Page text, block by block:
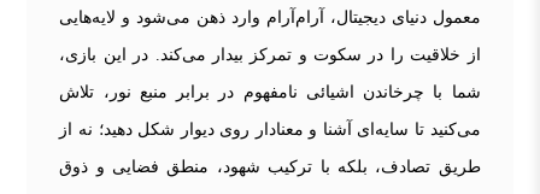
معمول دنیای دیجیتال، آرام‌آرام وارد ذهن می‌شود و لایه‌هایی
از خلاقیت را در سکوت و تمرکز بیدار می‌کند. در این بازی،
شما با چرخاندن اشیائی نامفهوم در برابر منبع نور، تلاش
می‌کنید تا سایه‌ای آشنا و معنادار روی دیوار شکل دهید؛ نه از
طریق تصادف، بلکه با ترکیب شهود، منطق فضایی و ذوق